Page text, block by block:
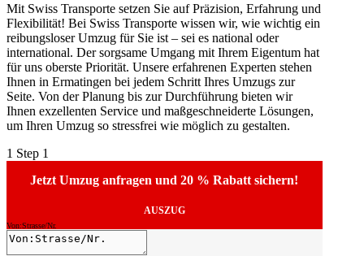
Mit Swiss Transporte setzen Sie auf Präzision, Erfahrung und
Flexibilität! Bei Swiss Transporte wissen wir, wie wichtig ein
reibungsloser Umzug für Sie ist – sei es national oder
international. Der sorgsame Umgang mit Ihrem Eigentum hat
für uns oberste Priorität. Unsere erfahrenen Experten stehen
Ihnen in Ermatingen bei jedem Schritt Ihres Umzugs zur
Seite. Von der Planung bis zur Durchführung bieten wir
Ihnen exzellenten Service und maßgeschneiderte Lösungen,
um Ihren Umzug so stressfrei wie möglich zu gestalten.
1 Step 1
Jetzt Umzug anfragen und 20 % Rabatt sichern!
AUSZUG
Von:Strasse/Nr.